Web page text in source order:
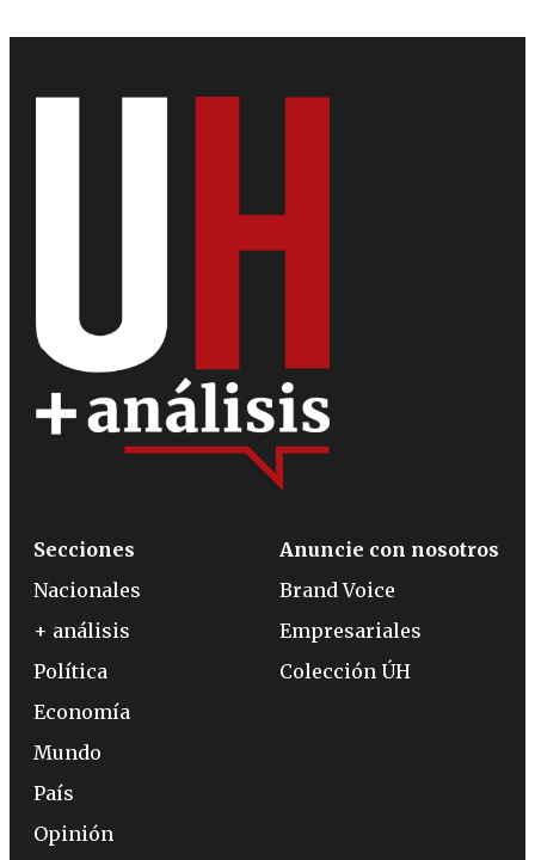
Secciones
Nacionales
+ análisis
Política
Economía
Mundo
País
Opinión
Anuncie con nosotros
Brand Voice
Empresariales
Colección ÚH